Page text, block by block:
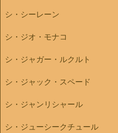
シ・シーレーン
シ・ジオ・モナコ
シ・ジャガー・ルクルト
シ・ジャック・スペード
シ・ジャンリシャール
シ・ジューシークチュール